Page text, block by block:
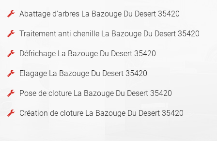
Abattage d'arbres La Bazouge Du Desert 35420
Traitement anti chenille La Bazouge Du Desert 35420
Défrichage La Bazouge Du Desert 35420
Elagage La Bazouge Du Desert 35420
Pose de cloture La Bazouge Du Desert 35420
Création de cloture La Bazouge Du Desert 35420